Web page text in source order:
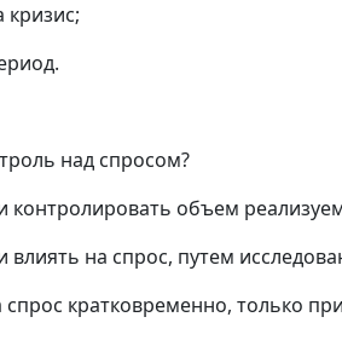
кризис;
над спросом?
контролировать объем
влиять на спрос, путем
кратковременно, только